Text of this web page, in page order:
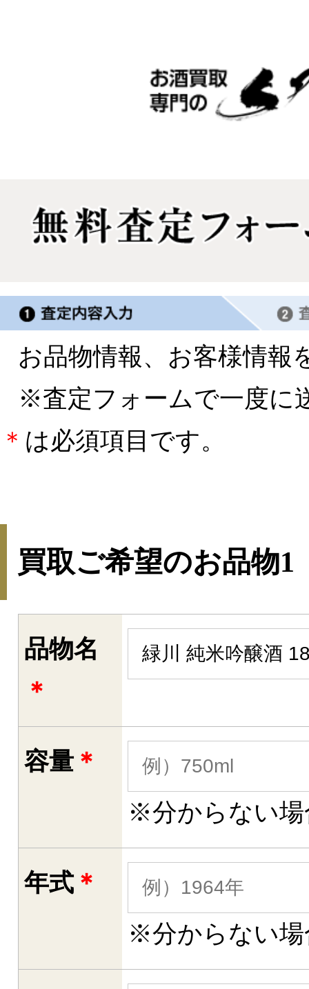
お品物情報、お客様情報
※査定フォームで一度に
＊ は必須項目です。
買取ご希望のお品物1
品物名
＊
容量 ＊
※分からない場
年式＊
※分からない場